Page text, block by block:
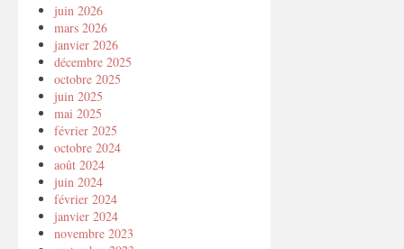
juin 2026
mars 2026
janvier 2026
décembre 2025
octobre 2025
juin 2025
mai 2025
février 2025
octobre 2024
août 2024
juin 2024
février 2024
janvier 2024
novembre 2023